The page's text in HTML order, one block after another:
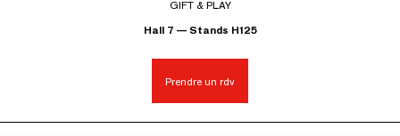
GIFT & PLAY
Hall 7 — Stands H125
Prendre un rdv